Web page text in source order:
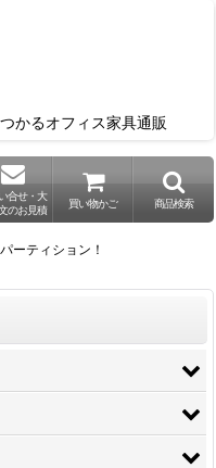
かるオフィス家具通販
合せ・大
のお見積
買い物かご 商品検索
ーティション！